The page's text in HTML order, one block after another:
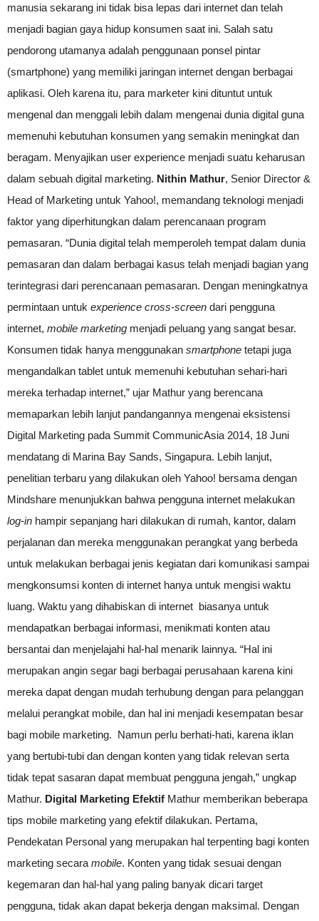
manusia sekarang ini tidak bisa lepas dari internet dan telah
menjadi bagian gaya hidup konsumen saat ini. Salah satu
pendorong utamanya adalah penggunaan ponsel pintar
(smartphone) yang memiliki jaringan internet dengan berbagai
aplikasi. Oleh karena itu, para marketer kini dituntut untuk
mengenal dan menggali lebih dalam mengenai dunia digital guna
memenuhi kebutuhan konsumen yang semakin meningkat dan
beragam. Menyajikan user experience menjadi suatu keharusan
dalam sebuah digital marketing. Nithin Mathur, Senior Director &
Head of Marketing untuk Yahoo!, memandang teknologi menjadi
faktor yang diperhitungkan dalam perencanaan program
pemasaran. “Dunia digital telah memperoleh tempat dalam dunia
pemasaran dan dalam berbagai kasus telah menjadi bagian yang
terintegrasi dari perencanaan pemasaran. Dengan meningkatnya
permintaan untuk experience cross-screen dari pengguna
internet, mobile marketing menjadi peluang yang sangat besar.
Konsumen tidak hanya menggunakan smartphone tetapi juga
mengandalkan tablet untuk memenuhi kebutuhan sehari-hari
mereka terhadap internet,” ujar Mathur yang berencana
memaparkan lebih lanjut pandangannya mengenai eksistensi
Digital Marketing pada Summit CommunicAsia 2014, 18 Juni
mendatang di Marina Bay Sands, Singapura. Lebih lanjut,
penelitian terbaru yang dilakukan oleh Yahoo! bersama dengan
Mindshare menunjukkan bahwa pengguna internet melakukan
log-in hampir sepanjang hari dilakukan di rumah, kantor, dalam
perjalanan dan mereka menggunakan perangkat yang berbeda
untuk melakukan berbagai jenis kegiatan dari komunikasi sampai
mengkonsumsi konten di internet hanya untuk mengisi waktu
luang. Waktu yang dihabiskan di internet biasanya untuk
mendapatkan berbagai informasi, menikmati konten atau
bersantai dan menjelajahi hal-hal menarik lainnya. “Hal ini
merupakan angin segar bagi berbagai perusahaan karena kini
mereka dapat dengan mudah terhubung dengan para pelanggan
melalui perangkat mobile, dan hal ini menjadi kesempatan besar
bagi mobile marketing. Namun perlu berhati-hati, karena iklan
yang bertubi-tubi dan dengan konten yang tidak relevan serta
tidak tepat sasaran dapat membuat pengguna jengah,” ungkap
Mathur. Digital Marketing Efektif Mathur memberikan beberapa
tips mobile marketing yang efektif dilakukan. Pertama,
Pendekatan Personal yang merupakan hal terpenting bagi konten
marketing secara mobile. Konten yang tidak sesuai dengan
kegemaran dan hal-hal yang paling banyak dicari target
pengguna, tidak akan dapat bekerja dengan maksimal. Dengan